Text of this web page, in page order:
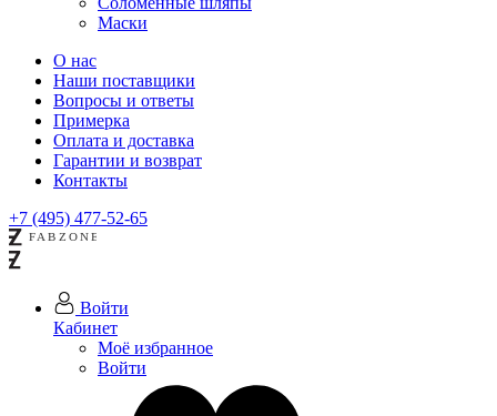
Маски
О нас
Наши поставщики
Вопросы и ответы
Примерка
Оплата и доставка
Гарантии и возврат
Контакты
+7 (495) 477-52-65
Войти
Кабинет
Моё избранное
Войти